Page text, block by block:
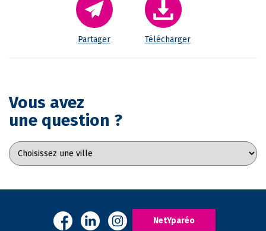
Partager Télécharger
Vous avez
une question ?
NetYparéo